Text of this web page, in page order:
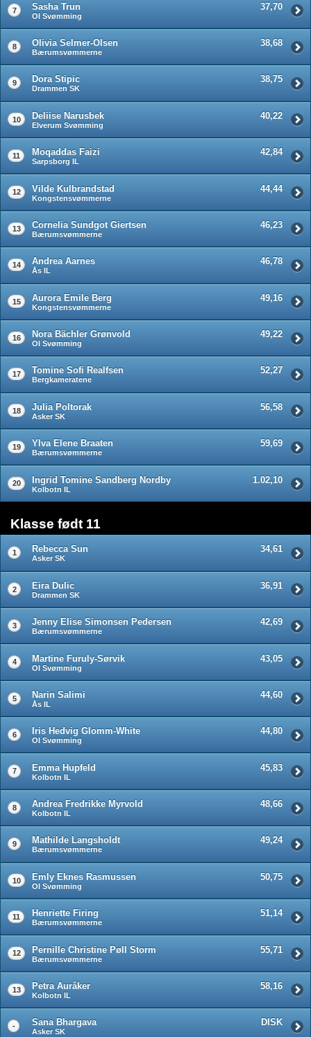
7 Sasha Trun
OI Svømming
37,70
8 Olivia Selmer-Olsen
Bærumsvømmerne
38,68
9 Dora Stipic
Drammen SK
38,75
10 Deliise Narusbek
Elverum Svømming
40,22
11 Moqaddas Faizi
Sarpsborg IL
42,84
12 Vilde Kulbrandstad
Kongstensvømmerne
44,44
13 Cornelia Sundgot Giertsen
Bærumsvømmerne
46,23
14 Andrea Aarnes
Ås IL
46,78
15 Aurora Emile Berg
Kongstensvømmerne
49,16
16 Nora Bächler Grønvold
OI Svømming
49,22
17 Tomine Sofi Realfsen
Bergkameratene
52,27
18 Julia Poltorak
Asker SK
56,58
19 Ylva Elene Braaten
Bærumsvømmerne
59,69
20 Ingrid Tomine Sandberg Nordby
Kolbotn IL
1.02,10
Klasse født 11
1 Rebecca Sun
Asker SK
34,61
2 Eira Dulic
Drammen SK
36,91
3 Jenny Elise Simonsen Pedersen
Bærumsvømmerne
42,69
4 Martine Furuly-Sørvik
OI Svømming
43,05
5 Narin Salimi
Ås IL
44,60
6 Iris Hedvig Glomm-White
OI Svømming
44,80
7 Emma Hupfeld
Kolbotn IL
45,83
8 Andrea Fredrikke Myrvold
Kolbotn IL
48,66
9 Mathilde Langsholdt
Bærumsvømmerne
49,24
10 Emly Eknes Rasmussen
OI Svømming
50,75
11 Henriette Firing
Bærumsvømmerne
51,14
12 Pernille Christine Pøll Storm
Bærumsvømmerne
55,71
13 Petra Auråker
Kolbotn IL
58,16
- Sana Bhargava
Asker SK
DISK